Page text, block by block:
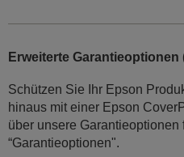
Erweiterte Garantieoptionen
Schützen Sie Ihr Epson
hinaus mit einer Epson
über unsere Garantieoptionen
“Garantieoptionen".